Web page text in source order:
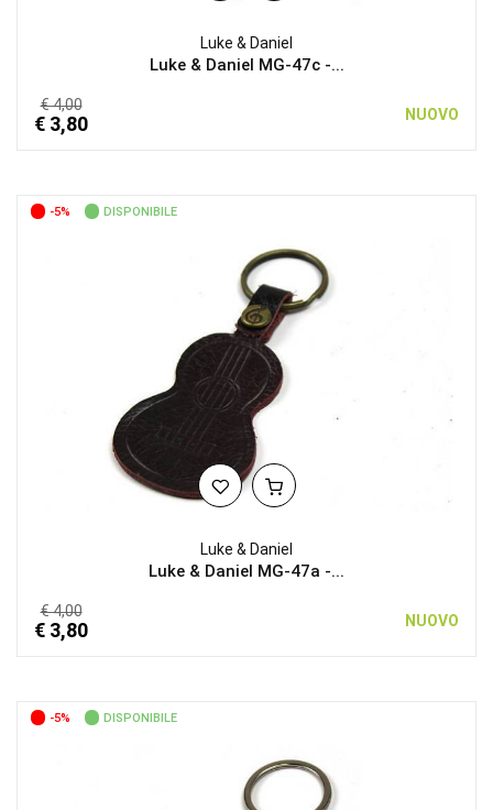
Luke & Daniel
Luke & Daniel MG-47c -...
€ 4,00
€ 3,80 NUOVO
-5% DISPONIBILE
Luke & Daniel
Luke & Daniel MG-47a -...
€ 4,00
€ 3,80 NUOVO
-5% DISPONIBILE